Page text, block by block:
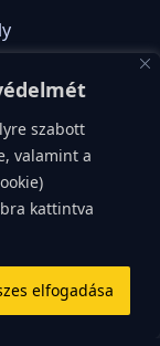
szabott
valamint a
kattintva
elfogadása
hiszen
káros hatásai
ami
és